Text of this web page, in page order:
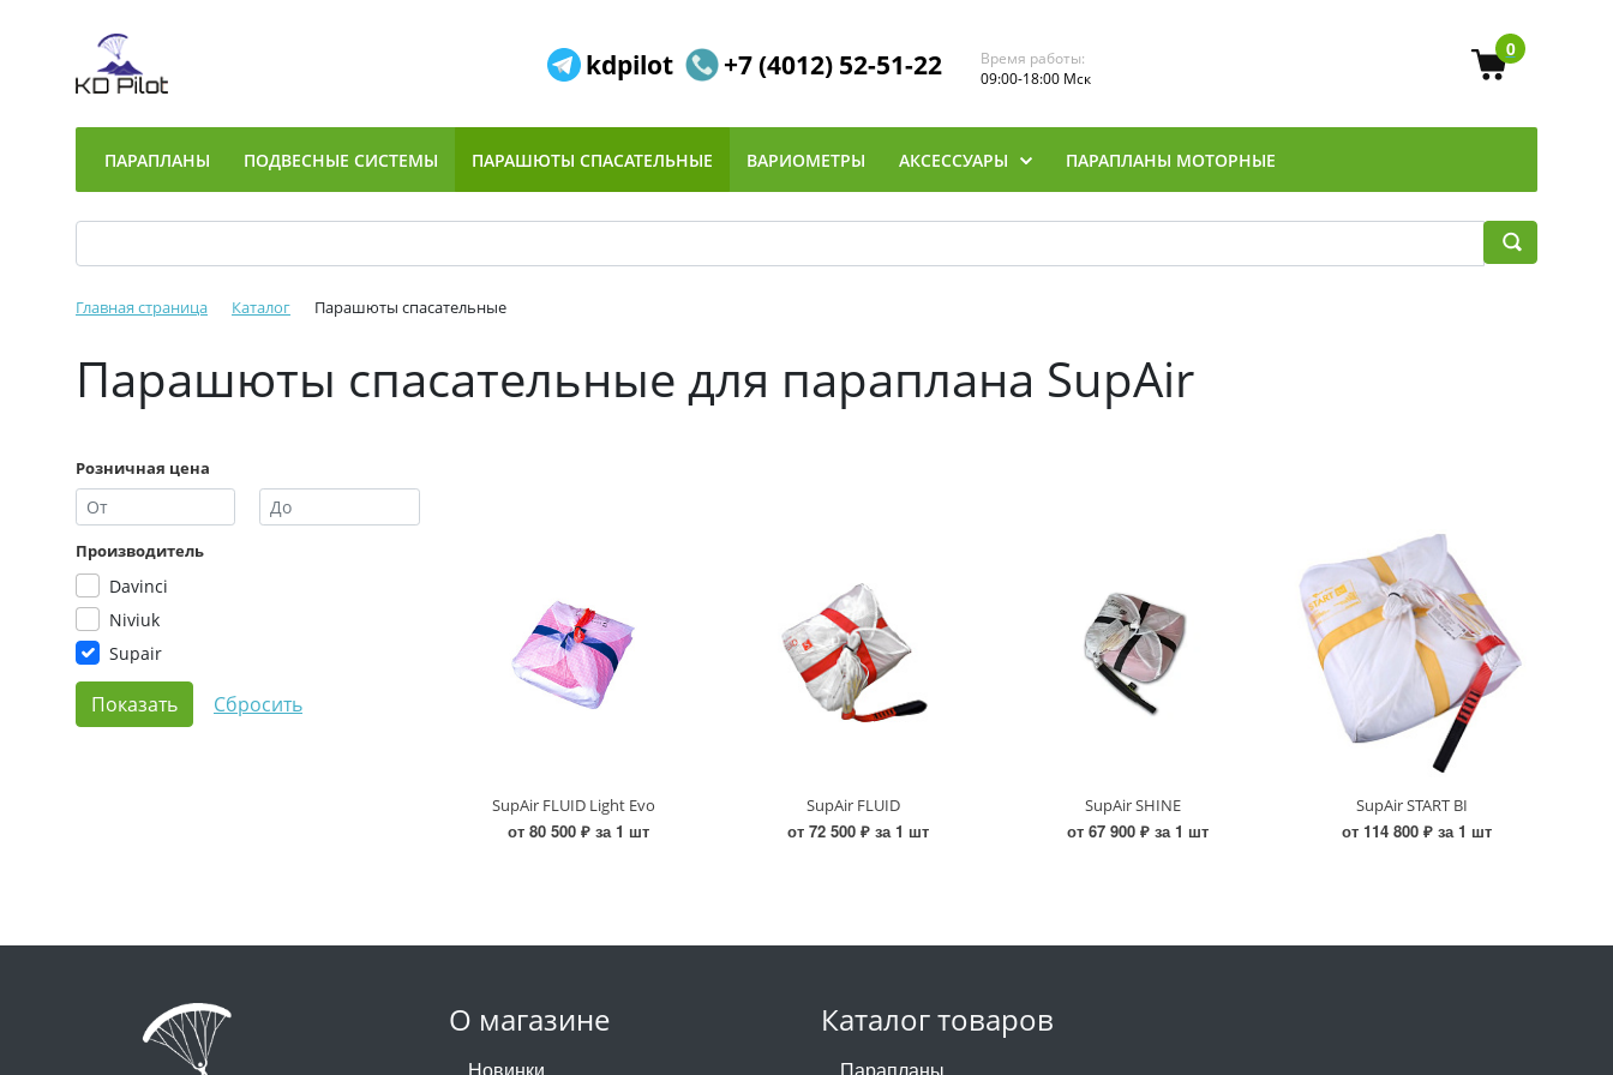
0
kdpilot +7 (4012) 52-51-22
Время работы:
09:00-18:00 Мск
ПАРАПЛАНЫ ПОДВЕСНЫЕ СИСТЕМЫ ПАРАШЮТЫ СПАСАТЕЛЬНЫЕ ВАРИОМЕТРЫ АКСЕССУАРЫ ПАРАПЛАНЫ МОТОРНЫЕ
Главная страница Каталог Парашюты спасательные
Парашюты спасательные для параплана SupAir
Розничная цена
Производитель
Davinci
Niviuk
Supair
SupAir FLUID Light Evo
от 80 500 ₽ за 1 шт
SupAir FLUID
от 72 500 ₽ за 1 шт
SupAir SHINE
от 67 900 ₽ за 1 шт
SupAir START BI
от 114 800 ₽ за 1 шт
О магазине
Новинки
Каталог товаров
Парапланы